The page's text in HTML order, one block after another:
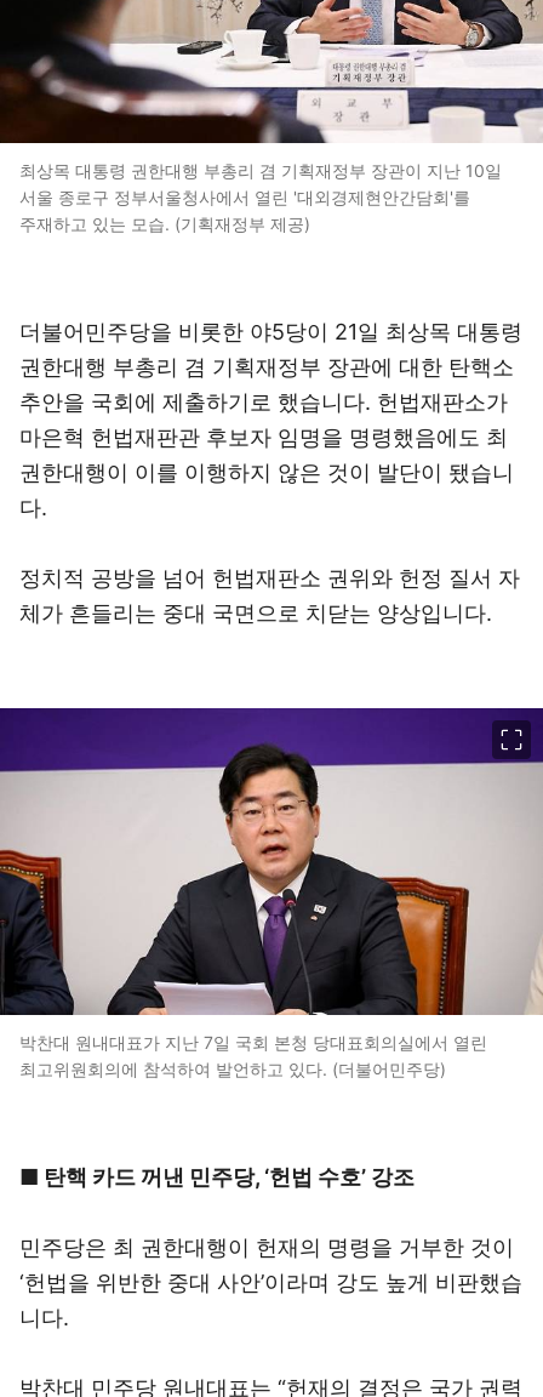
최상목 대통령 권한대행 부총리 겸 기획재정부 장관이 지난 10일
서울 종로구 정부서울청사에서 열린 '대외경제현안간담회'를
주재하고 있는 모습. (기획재정부 제공)
더불어민주당을 비롯한 야5당이 21일 최상목 대통령
권한대행 부총리 겸 기획재정부 장관에 대한 탄핵소
추안을 국회에 제출하기로 했습니다. 헌법재판소가
마은혁 헌법재판관 후보자 임명을 명령했음에도 최
권한대행이 이를 이행하지 않은 것이 발단이 됐습니
다.
정치적 공방을 넘어 헌법재판소 권위와 헌정 질서 자
체가 흔들리는 중대 국면으로 치닫는 양상입니다.
박찬대 원내대표가 지난 7일 국회 본청 당대표회의실에서 열린
최고위원회의에 참석하여 발언하고 있다. (더불어민주당)
■ 탄핵 카드 꺼낸 민주당, ‘헌법 수호’ 강조
민주당은 최 권한대행이 헌재의 명령을 거부한 것이
‘헌법을 위반한 중대 사안’이라며 강도 높게 비판했습
니다.
박찬대 민주당 원내대표는 “헌재의 결정은 국가 권력